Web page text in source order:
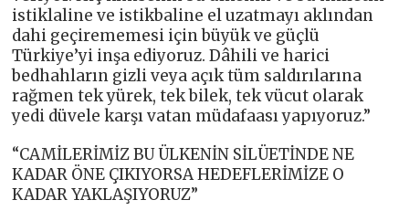
istiklaline ve istikbaline el uzatmayı aklından
dahi geçirememesi için büyük ve güçlü
Türkiye’yi inşa ediyoruz. Dâhili ve harici
bedhahların gizli veya açık tüm saldırılarına
rağmen tek yürek, tek bilek, tek vücut olarak
yedi düvele karşı vatan müdafaası yapıyoruz.”
“CAMİLERİMİZ BU ÜLKENİN SİLÜETİNDE NE
KADAR ÖNE ÇIKIYORSA HEDEFLERİMİZE O
KADAR YAKLAŞIYORUZ”